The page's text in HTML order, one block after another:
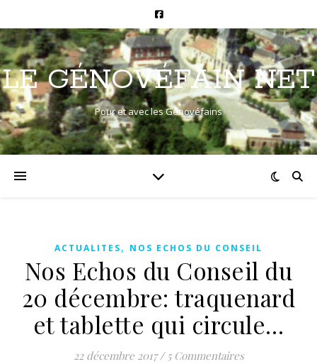
LE GÉNOVÉFAIN NET
Pour et avec les Génovéfains
ACTUALITES, NOS ECHOS DU CONSEIL
Nos Echos du Conseil du
20 décembre: traquenard
et tablette qui circule…
22 décembre 2017 / 5 Commentaires